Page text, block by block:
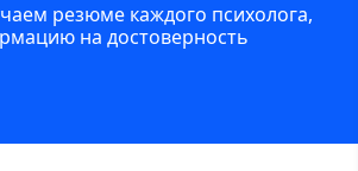
резюме каждого психолога,
на достоверность